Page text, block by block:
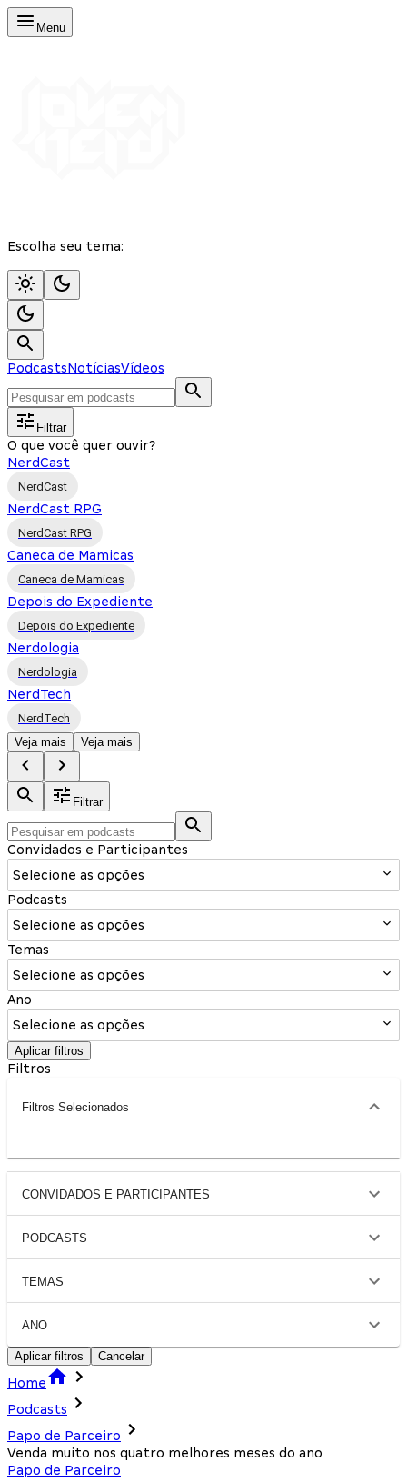
Menu
Escolha seu tema:
PodcastsNotíciasVídeos
Filtrar
O que você quer ouvir?
NerdCast
NerdCast
NerdCast RPG
NerdCast RPG
Caneca de Mamicas
Caneca de Mamicas
Depois do Expediente
Depois do Expediente
Nerdologia
Nerdologia
NerdTech
NerdTech
Veja mais
Veja mais
Filtrar
Convidados e Participantes
Selecione as opções
Podcasts
Selecione as opções
Temas
Selecione as opções
Ano
Selecione as opções
Aplicar filtros
Filtros
Filtros Selecionados
CONVIDADOS E PARTICIPANTES
PODCASTS
TEMAS
ANO
Aplicar filtros Cancelar
Home
Podcasts
Papo de Parceiro
Venda muito nos quatro melhores meses do ano
Papo de Parceiro